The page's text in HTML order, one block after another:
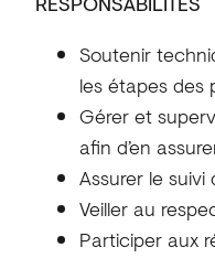
Soutenir
les étapes des
Gérer et
afin d’en
Assurer le
Veiller au
Participer aux